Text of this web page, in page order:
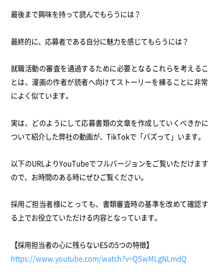
最後まで興味を持って読んでもらうには？
最終的に、応募者である自分に魅力を感じてもらうには？
就職活動の審査を通過するために必要となるこれらを考えるこ
とは、漫画の作者が読者へ向けてストーリーを練ることに非常
によく似ています。
実は、 どのようにして応募書類の文章を作成していくべきかに
ついて紹介した弊社の動画が、TikTokで「バズって」います。
以下のURLよりYouTubeでフルバージョンをご覧いただけます
ので、お時間のある時にぜひご覧ください。
採用ご担当者様にとっても、 書類審査時の基準を改めて確認す
る上でお役立ていただける内容となっています。
【採用担当者の心に残らないESの5つの特徴】
https://www.youtube.com/watch?v=QSwMLgNLmdQ